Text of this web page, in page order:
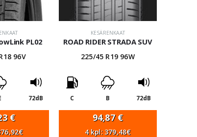
PL02
96V
72dB
€
KESÄRENKAAT
ROAD RIDER STRADA SUV
225/45 R19 96W
C B 72dB
94,87 €
4 kpl: 379,48€